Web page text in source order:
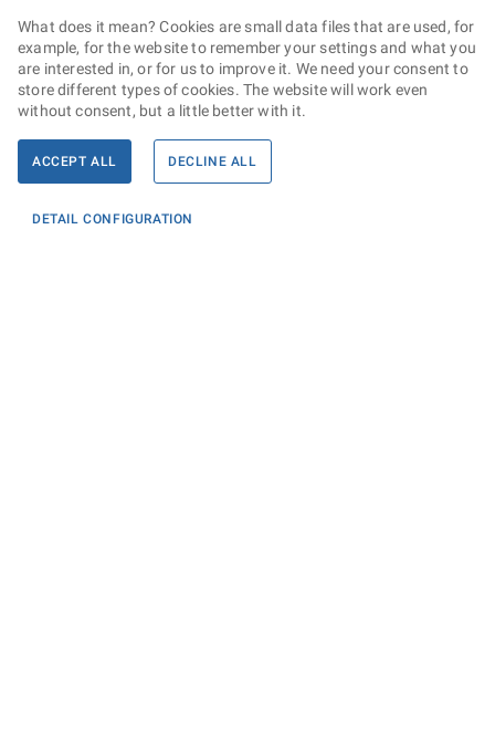
What does it mean? Cookies are small data files that are used, for
example, for the website to remember your settings and what you
are interested in, or for us to improve it. We need your consent to
store different types of cookies. The website will work even
without consent, but a little better with it.
ACCEPT ALL DECLINE ALL
DETAIL CONFIGURATION